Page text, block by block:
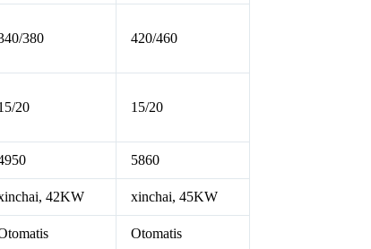
380 420/460
20 15/20
5860
42KW xinchai, 45KW
Otomatis